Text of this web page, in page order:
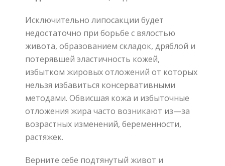
Исключительно липосакции будет
недостаточно при борьбе с вялостью
живота, образованием складок, дряблой и
потерявшей эластичность кожей,
избытком жировых отложений от которых
нельзя избавиться консервативными
методами. Обвисшая кожа и избыточные
отложения жира часто возникают из—за
возрастных изменений, беременности,
растяжек.
Верните себе подтянутый живот и